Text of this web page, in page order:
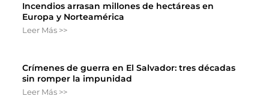
Incendios arrasan millones de hectáreas en
Europa y Norteamérica
Leer Más >>
Crímenes de guerra en El Salvador: tres décadas
sin romper la impunidad
Leer Más >>